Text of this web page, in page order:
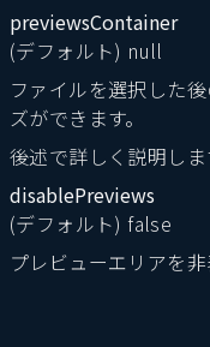
previewsContainer
(デフォルト) null
ファイルを選択した
ズができます。
後述で詳しく説明しま
disablePreviews
(デフォルト) false
プレビューエリアを